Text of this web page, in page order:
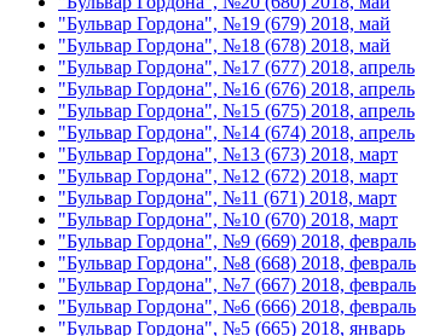
"Бульвар Гордона", №19 (679) 2018, май
"Бульвар Гордона", №18 (678) 2018, май
"Бульвар Гордона", №17 (677) 2018, апрель
"Бульвар Гордона", №16 (676) 2018, апрель
"Бульвар Гордона", №15 (675) 2018, апрель
"Бульвар Гордона", №14 (674) 2018, апрель
"Бульвар Гордона", №13 (673) 2018, март
"Бульвар Гордона", №12 (672) 2018, март
"Бульвар Гордона", №11 (671) 2018, март
"Бульвар Гордона", №10 (670) 2018, март
"Бульвар Гордона", №9 (669) 2018, февраль
"Бульвар Гордона", №8 (668) 2018, февраль
"Бульвар Гордона", №7 (667) 2018, февраль
"Бульвар Гордона", №6 (666) 2018, февраль
"Бульвар Гордона", №5 (665) 2018, январь